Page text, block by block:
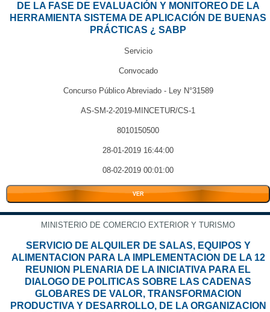
DE LA FASE DE EVALUACIÓN Y MONITOREO DE LA
HERRAMIENTA SISTEMA DE APLICACIÓN DE BUENAS
PRÁCTICAS ¿ SABP
Servicio
Convocado
Concurso Público Abreviado - Ley N°31589
AS-SM-2-2019-MINCETUR/CS-1
8010150500
28-01-2019 16:44:00
08-02-2019 00:01:00
VER
MINISTERIO DE COMERCIO EXTERIOR Y TURISMO
SERVICIO DE ALQUILER DE SALAS, EQUIPOS Y
ALIMENTACION PARA LA IMPLEMENTACION DE LA 12
REUNION PLENARIA DE LA INICIATIVA PARA EL
DIALOGO DE POLITICAS SOBRE LAS CADENAS
GLOBARES DE VALOR, TRANSFORMACION
PRODUCTIVA Y DESARROLLO, DE LA ORGANIZACION